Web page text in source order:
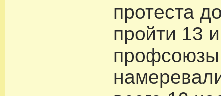
протеста
пройти 13
профсоюзы